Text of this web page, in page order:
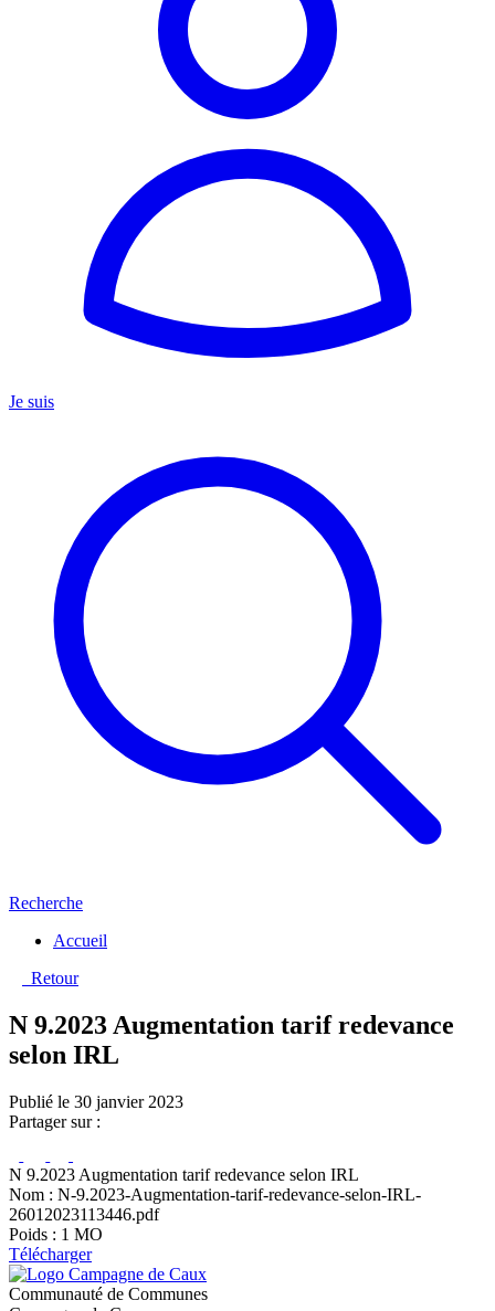
Je suis
Recherche
Accueil
Retour
N 9.2023 Augmentation tarif redevance
selon IRL
Publié le 30 janvier 2023
Partager sur :
N 9.2023 Augmentation tarif redevance selon IRL
Nom : N-9.2023-Augmentation-tarif-redevance-selon-IRL-
26012023113446.pdf
Poids : 1 MO
Télécharger
Communauté de Communes